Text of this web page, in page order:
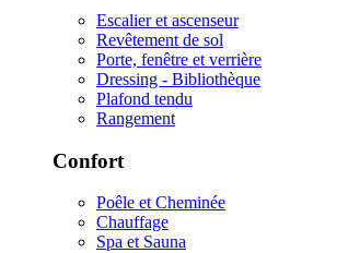
Escalier et ascenseur
Revêtement de sol
Porte, fenêtre et verrière
Dressing - Bibliothèque
Plafond tendu
Rangement
Confort
Poêle et Cheminée
Chauffage
Spa et Sauna